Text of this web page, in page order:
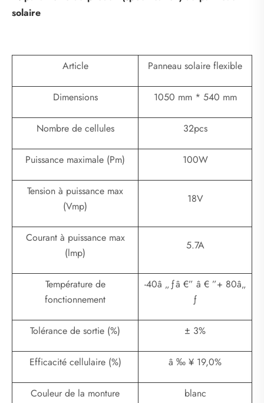
solaire
Article Panneau solaire flexible
Dimensions 1050 mm * 540 mm
Nombre de cellules 32pcs
Puissance maximale (Pm) 100W
Tension à puissance max
(Vmp)
18V
Courant à puissance max
(lmp)
5.7A
Température de
fonctionnement
-40â „ƒâ €” â € ”+ 80â„
ƒ
Tolérance de sortie (%) ± 3%
Efficacité cellulaire (%) â ‰ ¥ 19,0%
Couleur de la monture blanc